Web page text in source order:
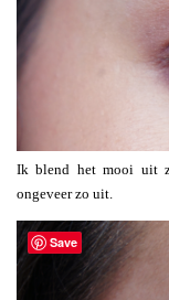
Ik blend het mooi uit
ongeveer zo uit.
Save